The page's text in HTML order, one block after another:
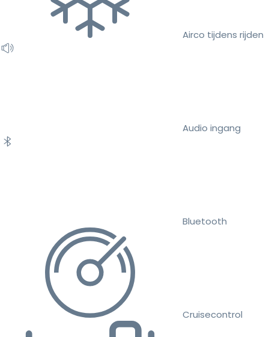
Airco tijdens rijden
Audio ingang
Bluetooth
Cruisecontrol